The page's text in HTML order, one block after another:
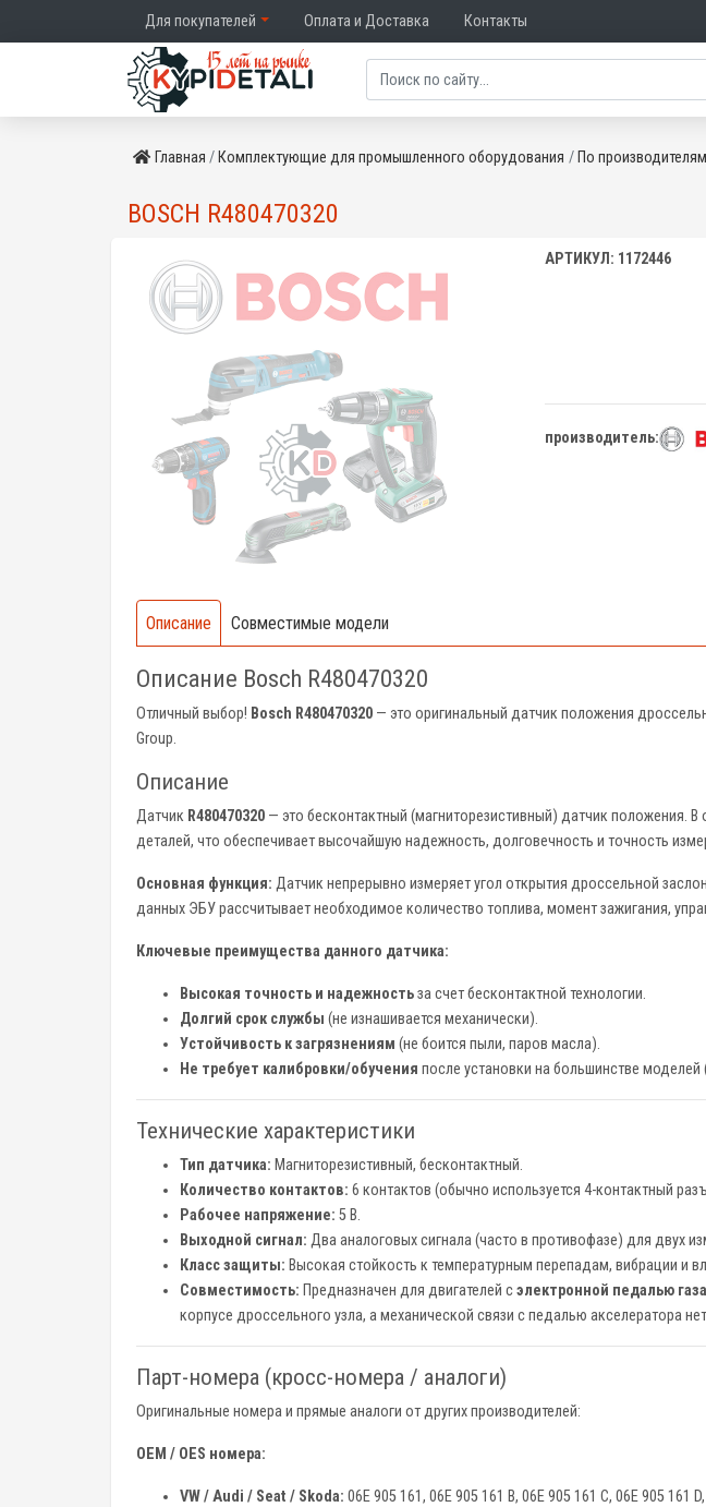
Для покупателей Оплата и Доставка Контакты
Главная Комплектующие для промышленного оборудования По производителям
BOSCH R480470320
АРТИКУЛ: 1172446
производитель:
Описание Совместимые модели
Описание Bosch R480470320
Отличный выбор! Bosch R480470320 — это оригинальный датчик положения
Group.
Описание
Датчик R480470320 — это бесконтактный (магниторезистивный) датчик положения.
деталей, что обеспечивает высочайшую надежность, долговечность и точность
Основная функция: Датчик непрерывно измеряет угол открытия дроссельной
данных ЭБУ рассчитывает необходимое количество топлива, момент зажигания,
Ключевые преимущества данного датчика:
Высокая точность и надежностьза счет бесконтактной технологии.
Долгий срок службы (не изнашивается механически).
Устойчивость к загрязнениям (не боится пыли, паров масла).
Не требует калибровки/обучения после установки на большинстве
Технические характеристики
Тип датчика: Магниторезистивный, бесконтактный.
Количество контактов: 6 контактов (обычно используется 4-контактный
Рабочее напряжение: 5 В.
Выходной сигнал: Два аналоговых сигнала (часто в противофазе) для двух
Класс защиты: Высокая стойкость к температурным перепадам, вибрации и
Совместимость: Предназначен для двигателей сэлектронной педалью
корпусе дроссельного узла, а механической связи с педалью акселератора
Парт-номера (кросс-номера / аналоги)
Оригинальные номера и прямые аналоги от других производителей:
OEM / OES номера:
VW / Audi / Seat / Skoda: 06E 905 161, 06E 905 161 B, 06E 905 161 C, 06E 905 161